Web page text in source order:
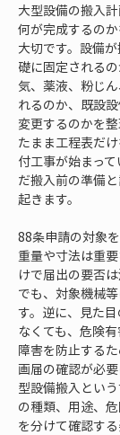
大型設備の搬入
何が完成するの
大切です。設備
礎に固定される
気、薬液、粉じ
れるのか、既設
変更するのかを
たまま工程表だ
付工事が始まっ
だ搬入前の準備
起きます。
88条申請の対象
重量や寸法は重
けで届出の要否
でも、対象機械
す。逆に、見た
なくても、危険
障害を防止する
画届の確認が必
型設備搬入とい
の種類、用途、
を分けて確認する